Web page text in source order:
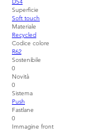
Superficie
Soft touch
Materiale
Recycled
Codice colore
R62
Sostenibile
0
Novità
0
Sistema
Push
Fastlane
0
Immagine front